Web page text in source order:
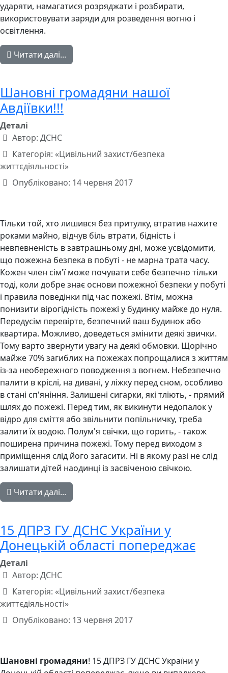
ударяти, намагатися розряджати і розбирати,
використовувати заряди для розведення вогню і
освітлення.
Читати далі...
Шановні громадяни нашої
Авдіївки!!!
Деталі
Автор: ДСНС
Категорія: «Цивільний захист/безпека
життєдіяльності»
Опубліковано: 14 червня 2017
Тільки той, хто лишився без притулку, втратив нажите
роками майно, відчув біль втрати, бідність і
невпевненість в завтрашньому дні, може усвідомити,
що пожежна безпека в побуті - не марна трата часу.
Кожен член сім'ї може почувати себе безпечно тільки
тоді, коли добре знає основи пожежної безпеки у побуті
і правила поведінки під час пожежі. Втім, можна
понизити вірогідність пожежі у будинку майже до нуля.
Передусім перевірте, безпечний ваш будинок або
квартира. Можливо, доведеться змінити деякі звички.
Тому варто звернути увагу на деякі обмовки. Щорічно
майже 70% загиблих на пожежах попрощалися з життям
із-за необережного поводження з вогнем. Небезпечно
палити в кріслі, на дивані, у ліжку перед сном, особливо
в стані сп'яніння. Залишені сигарки, які тліють, - прямий
шлях до пожежі. Перед тим, як викинути недопалок у
відро для сміття або звільнити попільничку, треба
залити їх водою. Полум'я свічки, що горить, - також
поширена причина пожежі. Тому перед виходом з
приміщення слід його загасити. Ні в якому разі не слід
залишати дітей наодинці із засвіченою свічкою.
Читати далі...
15 ДПРЗ ГУ ДСНС України у
Донецькій області попереджає
Деталі
Автор: ДСНС
Категорія: «Цивільний захист/безпека
життєдіяльності»
Опубліковано: 13 червня 2017
Шановні громадяни! 15 ДПРЗ ГУ ДСНС України у